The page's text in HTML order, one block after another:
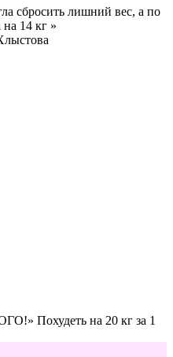
сбросить лишний вес, а по
на 14 кг »
Похудеть на 20 кг за 1